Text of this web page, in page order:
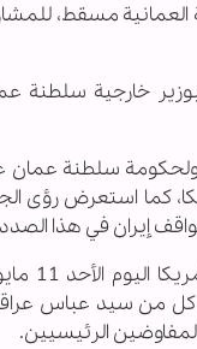
العمانية مسقط،
خارجية سلطنة
ولحكومة سلطنة عمان
استعرض رؤى
إيران في هذا
وعقدت
من سيد عباس
الرئيسيين.